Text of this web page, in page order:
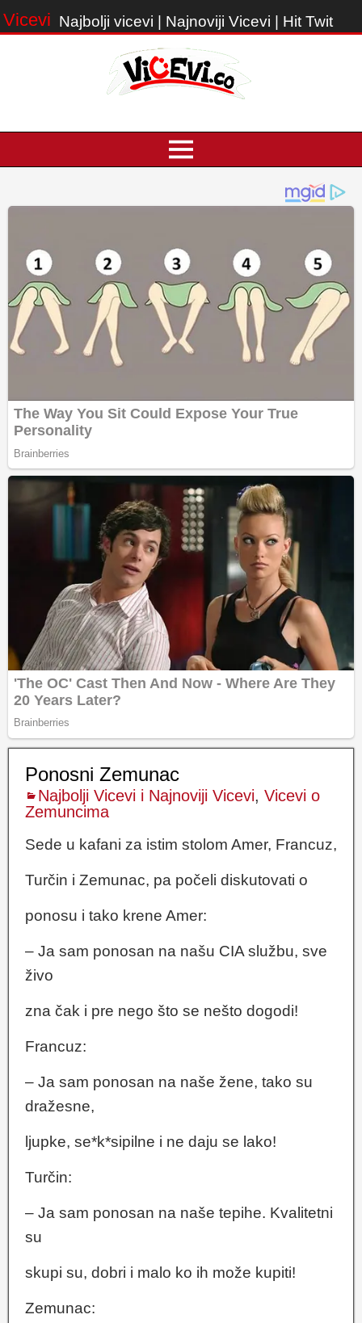
Vicevi Najbolji vicevi | Najnoviji Vicevi | Hit Twit
Ponosni Zemunac
Najbolji Vicevi i Najnoviji Vicevi, Vicevi o
Zemuncima
Sede u kafani za istim stolom Amer, Francuz,
Turčin i Zemunac, pa počeli diskutovati o
ponosu i tako krene Amer:
– Ja sam ponosan na našu CIA službu, sve
živo
zna čak i pre nego što se nešto dogodi!
Francuz:
– Ja sam ponosan na naše žene, tako su
dražesne,
ljupke, se*k*sipilne i ne daju se lako!
Turčin:
– Ja sam ponosan na naše tepihe. Kvalitetni
su
skupi su, dobri i malo ko ih može kupiti!
Zemunac: